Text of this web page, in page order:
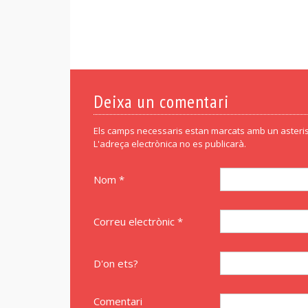
Deixa un comentari
Els camps necessaris estan marcats amb un
L'adreça electrònica no es publicarà.
Nom *
Correu electrònic *
D'on ets?
Comentari